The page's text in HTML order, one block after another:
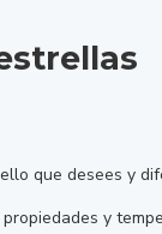
que desees y
y